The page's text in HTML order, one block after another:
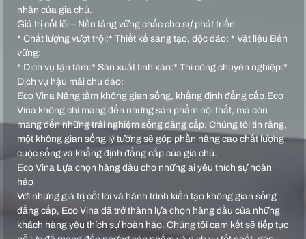
nhân của gia chủ.
Giá trị cốt lõi – Nền tảng vững chắc cho sự phát triển
* Chất lượng vượt trội:* Thiết kế sáng tạo, độc đáo: * Vật liệu Bền
vững:
* Dịch vụ tận tâm:* Sản xuất tinh xảo:* Thi công chuyên nghiệp:*
Dịch vụ hậu mãi chu đáo:
Eco Vina Nâng tầm không gian sống, khẳng định đẳng cấp.Eco
Vina không chỉ mang đến những sản phẩm nội thất, mà còn
mang đến những trải nghiệm sống đẳng cấp. Chúng tôi tin rằng,
một không gian sống lý tưởng sẽ góp phần nâng cao chất lượng
cuộc sống và khẳng định đẳng cấp của gia chủ.
Eco Vina Lựa chọn hàng đầu cho những ai yêu thích sự hoàn
hảo
Với những giá trị cốt lõi và hành trình kiến tạo không gian sống
đẳng cấp, Eco Vina đã trở thành lựa chọn hàng đầu của những
khách hàng yêu thích sự hoàn hảo. Chúng tôi cam kết sẽ tiếp tục